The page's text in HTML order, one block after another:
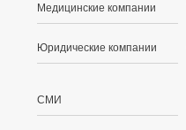
Медицинские компании
Юридические компании
СМИ